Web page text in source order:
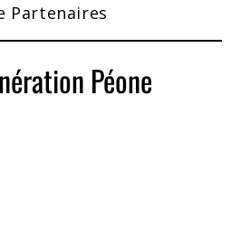
Partenaires
Péone